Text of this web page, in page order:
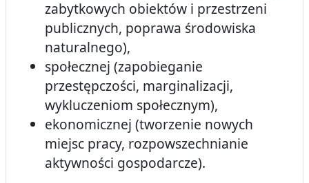
zabytkowych obiektów i przestrzeni
publicznych, poprawa środowiska
naturalnego),
społecznej (zapobieganie
przestępczości, marginalizacji,
wykluczeniom społecznym),
ekonomicznej (tworzenie nowych
miejsc pracy, rozpowszechnianie
aktywności gospodarcze).